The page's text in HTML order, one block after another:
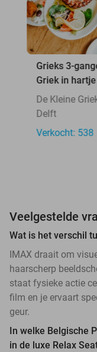
Grieks 3-
Griek in
De Kleine
Delft
Verkocht: 538
Veelgestelde
Wat is het verschil
IMAX draait om
haarscherp
staat fysieke actie
film en je ervaart
geur.
In welke Belgische
in de luxe Relax